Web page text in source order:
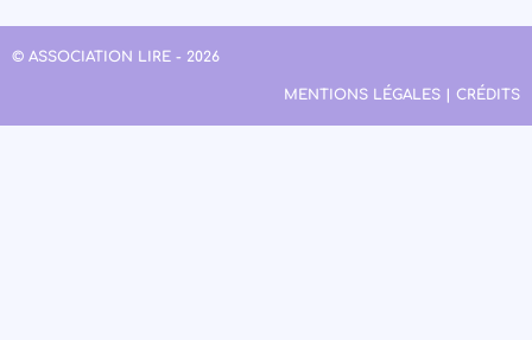
© ASSOCIATION LIRE - 2026
MENTIONS LÉGALES | CRÉDITS